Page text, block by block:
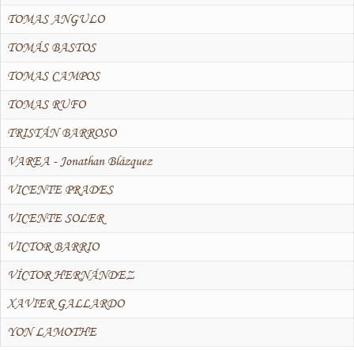
TOMAS ANGULO
TOMÁS BASTOS
TOMAS CAMPOS
TOMAS RUFO
TRISTÁN BARROSO
VAREA - Jonathan Blázquez
VICENTE PRADES
VICENTE SOLER
VICTOR BARRIO
VÍCTOR HERNÁNDEZ
XAVIER GALLARDO
YON LAMOTHE